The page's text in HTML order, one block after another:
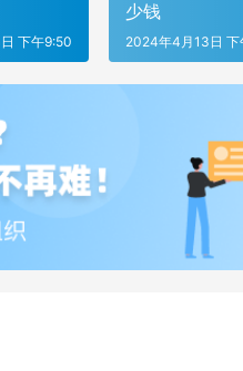
下午9:50
少钱
2024年4月13日